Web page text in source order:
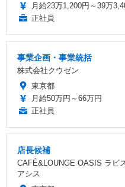
月給23万1,200円～39万
正社員
事業企画・事業統括
株式会社クウゼン
東京都
月給50万円～66万円
正社員
店長候補
CAFÉ&LOUNGE OASIS ラビ
アシス